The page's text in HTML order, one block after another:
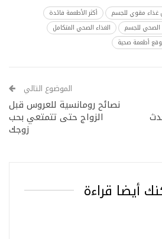
غذاء مقوي للجسم
أكثر الأطعمة فائدة
الصحي للجسم
الغذاء الصحي المتكامل
أطعمة صحية
الموضوع التالي
نصائح رومانسية للعروس قبل
الزواج حتى تتمتعي بحب
زوجك
أيضا قراءة